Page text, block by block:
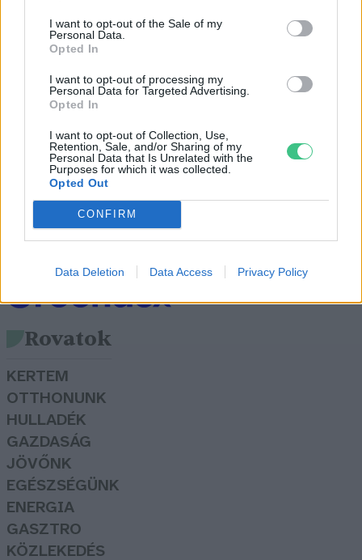
I want to opt-out of the Sale of my
Personal Data.
Opted In
I want to opt-out of processing my
Personal Data for Targeted Advertising.
Opted In
I want to opt-out of Collection, Use,
Retention, Sale, and/or Sharing of my
Personal Data that Is Unrelated with the
Purposes for which it was collected.
Opted Out
CONFIRM
Data Deletion Data Access Privacy Policy
Európában itthon juthatunk a
áramhoz
Greendex Szemle
Rezsicsökkentés digitális
megoldásokkal
Rovatok
KERTEM
OTTHONUNK
HULLADÉK
GAZDASÁG
JÖVŐNK
EGÉSZSÉGÜNK
ENERGIA
GASZTRO
KÖZLEKEDÉS